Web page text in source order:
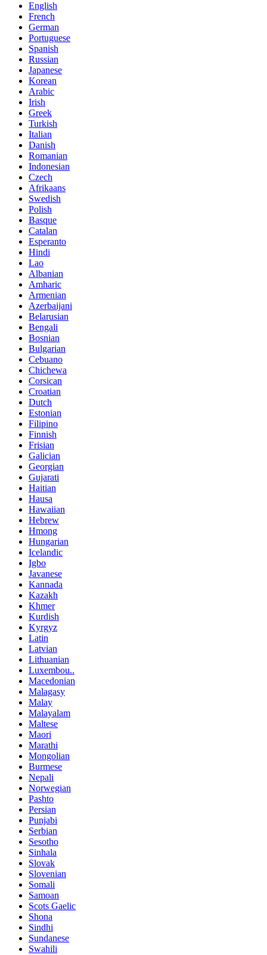
English
French
German
Portuguese
Spanish
Russian
Japanese
Korean
Arabic
Irish
Greek
Turkish
Italian
Danish
Romanian
Indonesian
Czech
Afrikaans
Swedish
Polish
Basque
Catalan
Esperanto
Hindi
Lao
Albanian
Amharic
Armenian
Azerbaijani
Belarusian
Bengali
Bosnian
Bulgarian
Cebuano
Chichewa
Corsican
Croatian
Dutch
Estonian
Filipino
Finnish
Frisian
Galician
Georgian
Gujarati
Haitian
Hausa
Hawaiian
Hebrew
Hmong
Hungarian
Icelandic
Igbo
Javanese
Kannada
Kazakh
Khmer
Kurdish
Kyrgyz
Latin
Latvian
Lithuanian
Luxembou..
Macedonian
Malagasy
Malay
Malayalam
Maltese
Maori
Marathi
Mongolian
Burmese
Nepali
Norwegian
Pashto
Persian
Punjabi
Serbian
Sesotho
Sinhala
Slovak
Slovenian
Somali
Samoan
Scots Gaelic
Shona
Sindhi
Sundanese
Swahili